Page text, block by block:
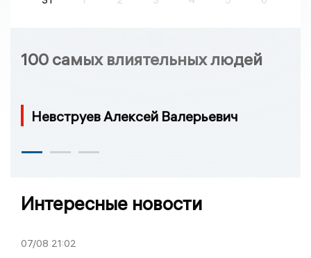
100 самых влиятельных людей
Невструев Алексей Валерьевич
Интересные новости
07/08 21:02